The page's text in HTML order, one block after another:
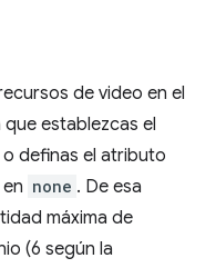
de video en el
establezcas el
o definas el atributo
en none . De esa
máxima de
(6 según la